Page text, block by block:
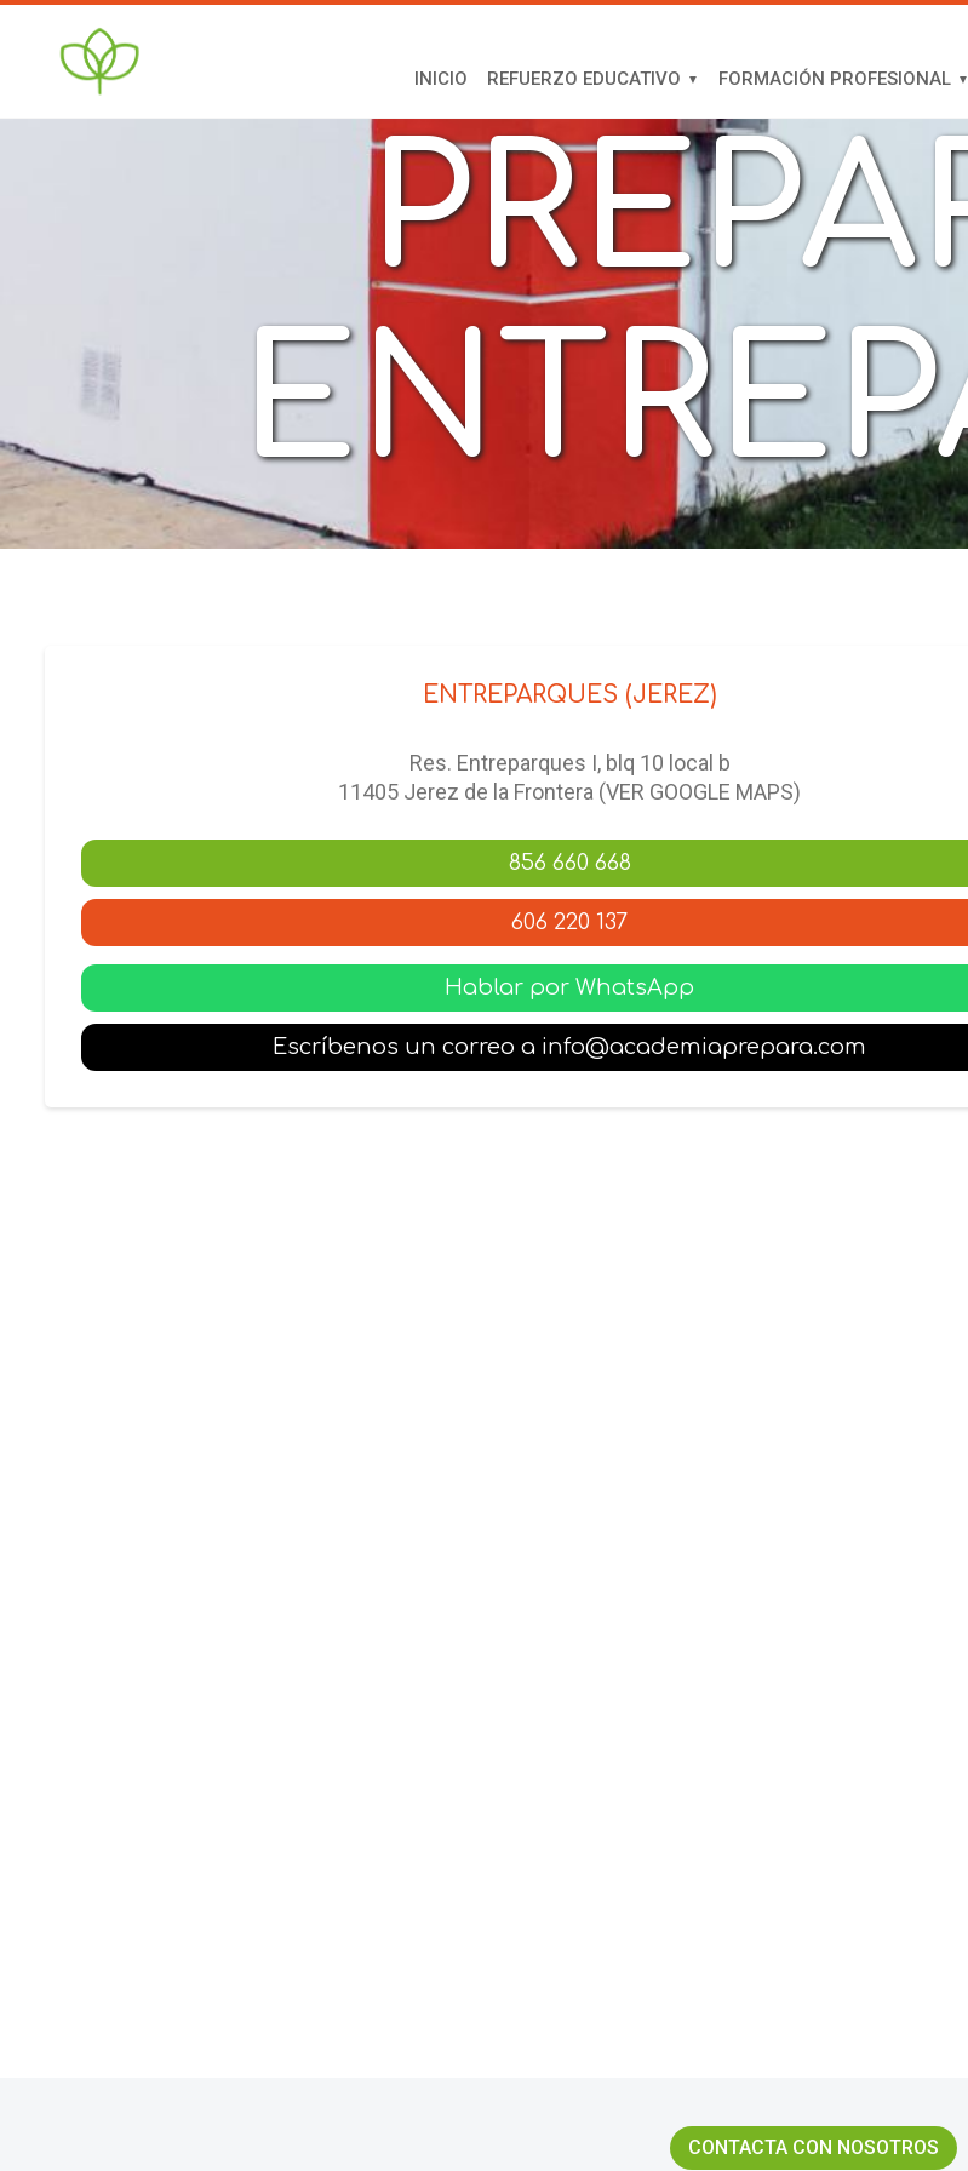
INICIO REFUERZO EDUCATIVO FORMACIÓN PROFESIONAL
ENTREPARQUES (JEREZ)
Res. Entreparques I, blq 10 local b
11405 Jerez de la Frontera (VER GOOGLE MAPS)
856 660 668
606 220 137
Hablar por WhatsApp
Escríbenos un correo a info@academiaprepara.com
CONTACTA CON NOSOTROS